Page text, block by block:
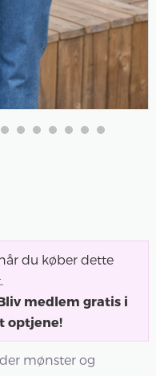
du køber dette
medlem gratis i
optjene!
mønster og